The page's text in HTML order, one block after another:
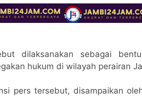
dilaksanakan sebagai
hukum di wilayah perairan
pers tersebut, disampaikan